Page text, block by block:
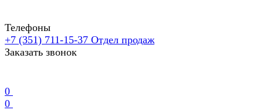
Телефоны
+7 (351) 711-15-37 Отдел продаж
Заказать звонок
0
0